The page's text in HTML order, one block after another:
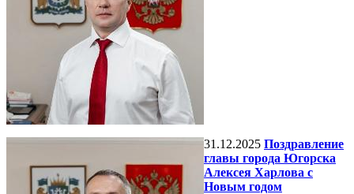
31.12.2025 Поздравление
главы города Югорска
Алексея Харлова с
Новым годом